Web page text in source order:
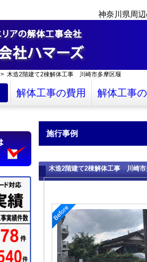
神奈川県周
> 木造2階建て2棟解体工事 川崎市多摩区堰
解体工事の費用 解体工事
施行事例
木造2階建て2棟解体工事 川崎市